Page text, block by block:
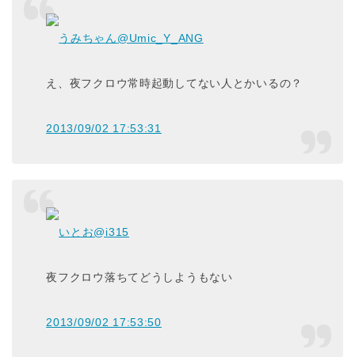
うみちゃん@Umic_Y_ANG
え、夜フクロウ常時起動してない人とかいるの？
2013/09/02 17:53:31
いとお@i315
夜フクロウ落ちてどうしようもない
2013/09/02 17:53:50